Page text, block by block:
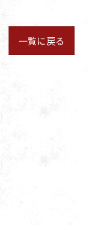
一覧に戻る